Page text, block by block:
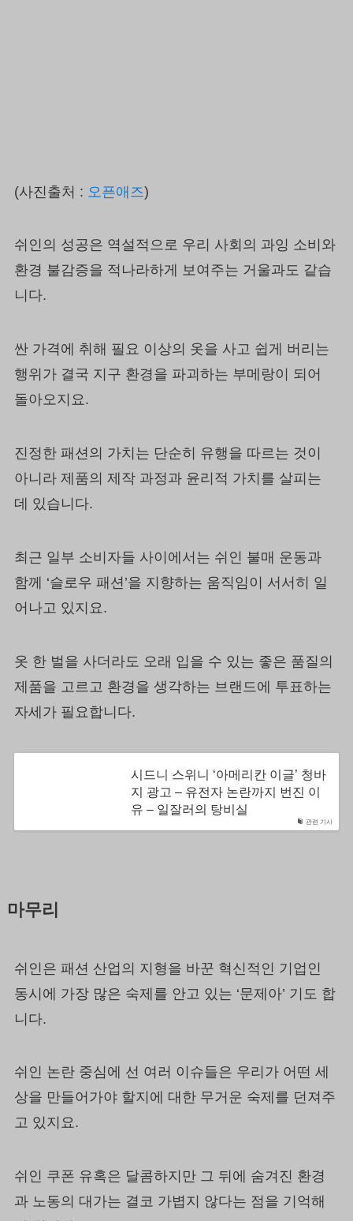
(사진출처 : 오픈애즈)
쉬인의 성공은 역설적으로 우리 사회의 과잉 소비와
환경 불감증을 적나라하게 보여주는 거울과도 같습
니다.
싼 가격에 취해 필요 이상의 옷을 사고 쉽게 버리는
행위가 결국 지구 환경을 파괴하는 부메랑이 되어
돌아오지요.
진정한 패션의 가치는 단순히 유행을 따르는 것이
아니라 제품의 제작 과정과 윤리적 가치를 살피는
데 있습니다.
최근 일부 소비자들 사이에서는 쉬인 불매 운동과
함께 ‘슬로우 패션’을 지향하는 움직임이 서서히 일
어나고 있지요.
옷 한 벌을 사더라도 오래 입을 수 있는 좋은 품질의
제품을 고르고 환경을 생각하는 브랜드에 투표하는
자세가 필요합니다.
관련 기사
시드니 스위니 ‘아메리칸 이글’ 청바
지 광고 – 유전자 논란까지 번진 이
유 – 일잘러의 탕비실
마무리
쉬인은 패션 산업의 지형을 바꾼 혁신적인 기업인
동시에 가장 많은 숙제를 안고 있는 ‘문제아’ 기도 합
니다.
쉬인 논란 중심에 선 여러 이슈들은 우리가 어떤 세
상을 만들어가야 할지에 대한 무거운 숙제를 던져주
고 있지요.
쉬인 쿠폰 유혹은 달콤하지만 그 뒤에 숨겨진 환경
과 노동의 대가는 결코 가볍지 않다는 점을 기억해